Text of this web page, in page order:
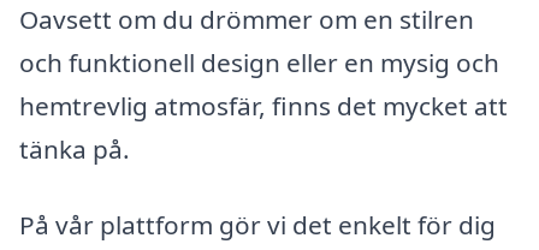
Oavsett om du drömmer om en stilren
och funktionell design eller en mysig och
hemtrevlig atmosfär, finns det mycket att
tänka på.
På vår plattform gör vi det enkelt för dig